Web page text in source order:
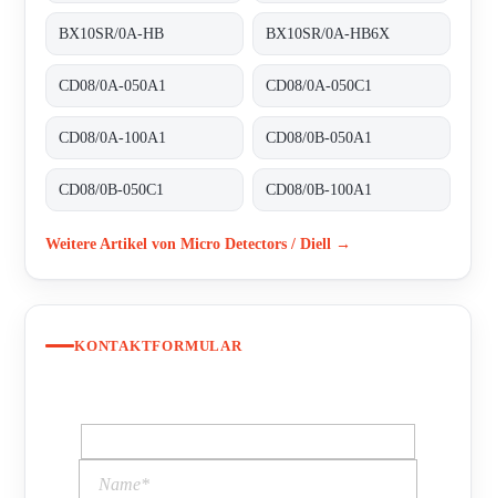
BX10SR/0A-HB BX10SR/0A-HB6X
CD08/0A-050A1 CD08/0A-050C1
CD08/0A-100A1 CD08/0B-050A1
CD08/0B-050C1 CD08/0B-100A1
Weitere Artikel von Micro Detectors / Diell →
KONTAKTFORMULAR